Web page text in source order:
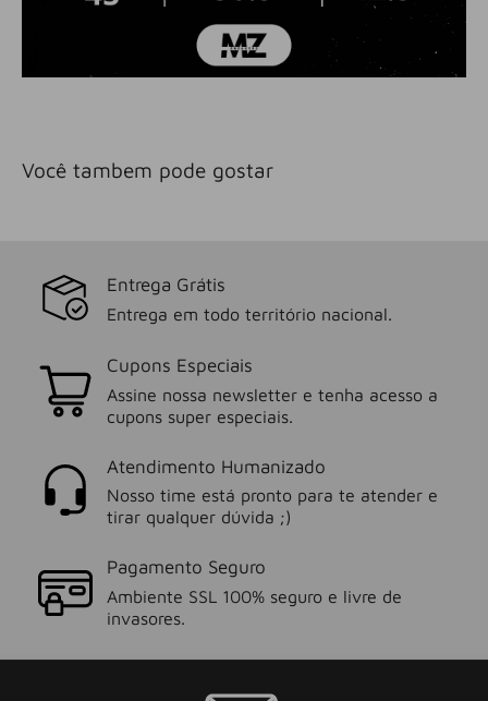
Você tambem pode gostar
Entrega Grátis
Entrega em todo território nacional.
Cupons Especiais
Assine nossa newsletter e tenha acesso a
cupons super especiais.
Atendimento Humanizado
Nosso time está pronto para te atender e
tirar qualquer dúvida ;)
Pagamento Seguro
Ambiente SSL 100% seguro e livre de
invasores.